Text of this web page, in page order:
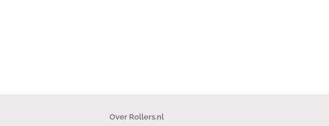
Over Rollers.nl